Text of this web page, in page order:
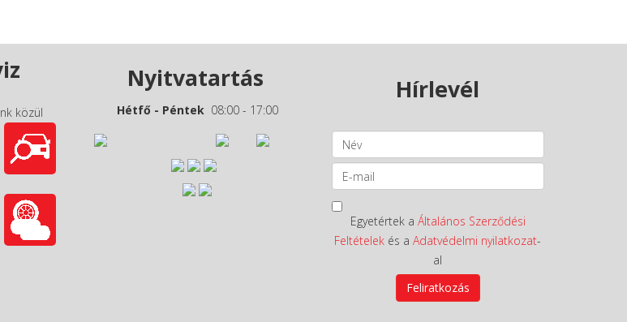
közül
Nyitvatartás
Hétfő - Péntek08:00 - 17:00
Hírlevél
Egyetértek a Általános Szerződési
Feltételek és aAdatvédelmi nyilatkozat-
al